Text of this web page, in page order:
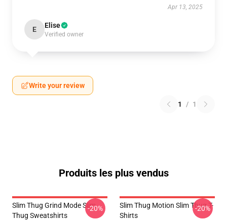
Apr 13, 2025
E Elise
Verified owner
Write your review
1 / 1
Produits les plus vendus
Slim Thug Grind Mode Slim
Thug Sweatshirts
-20%
Slim Thug Motion Slim Thug T-
Shirts
-20%